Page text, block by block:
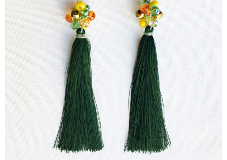
fashion